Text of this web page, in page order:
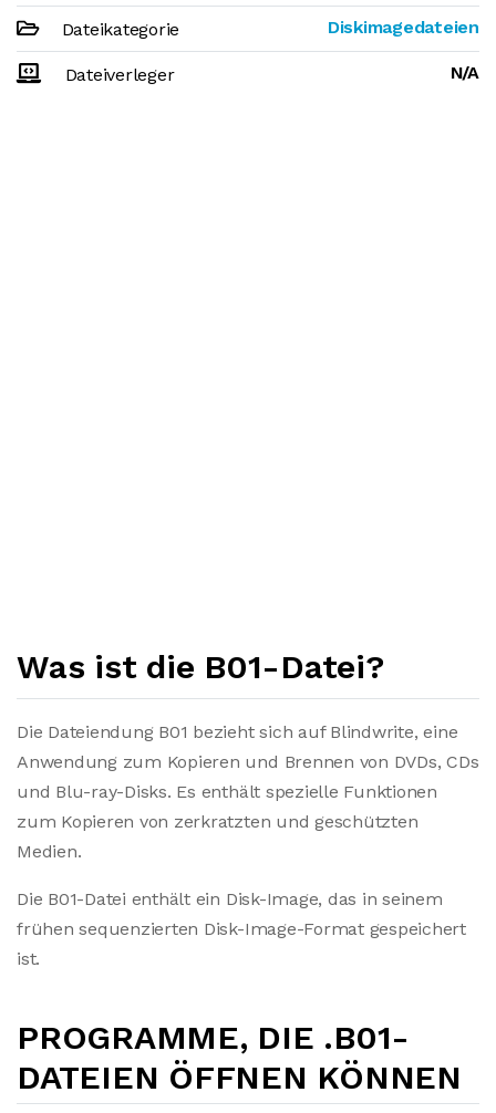
Dateikategorie Diskimagedateien
Dateiverleger N/A
Was ist die B01-Datei?
Die Dateiendung B01 bezieht sich auf Blindwrite, eine
Anwendung zum Kopieren und Brennen von DVDs, CDs
und Blu-ray-Disks. Es enthält spezielle Funktionen
zum Kopieren von zerkratzten und geschützten
Medien.
Die B01-Datei enthält ein Disk-Image, das in seinem
frühen sequenzierten Disk-Image-Format gespeichert
ist.
PROGRAMME, DIE .B01-
DATEIEN ÖFFNEN KÖNNEN